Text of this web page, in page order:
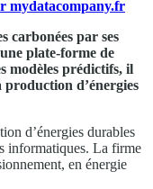
mydatacompany.fr
carbonées par ses
plate-forme de
modèles prédictifs, il
production d’énergies
d’énergies durables
informatiques. La firme
en énergie